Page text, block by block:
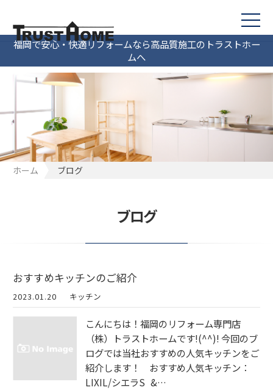
福岡で安心・快適リフォームなら高品質施工のトラストホー
ムへ
ホーム ブログ
ブログ
おすすめキッチンのご紹介
2023.01.20 キッチン
こんにちは！福岡のリフォーム専門店
（株）トラストホームです!(^^)! 今回のブ
ログでは当社おすすめの人気キッチンをご
紹介します！ おすすめ人気キッチン：
LIXIL/シエラS &…